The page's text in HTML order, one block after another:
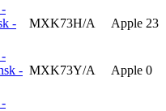
-
MXK73H/A Apple 23
- MXK73Y/A Apple 0